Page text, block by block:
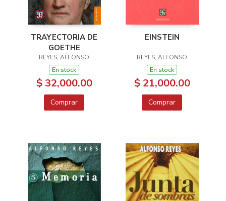
TRAYECTORIA DE
GOETHE
REYES, ALFONSO
En stock
$ 32,000.00
Comprar
EINSTEIN
REYES, ALFONSO
En stock
$ 21,000.00
Comprar